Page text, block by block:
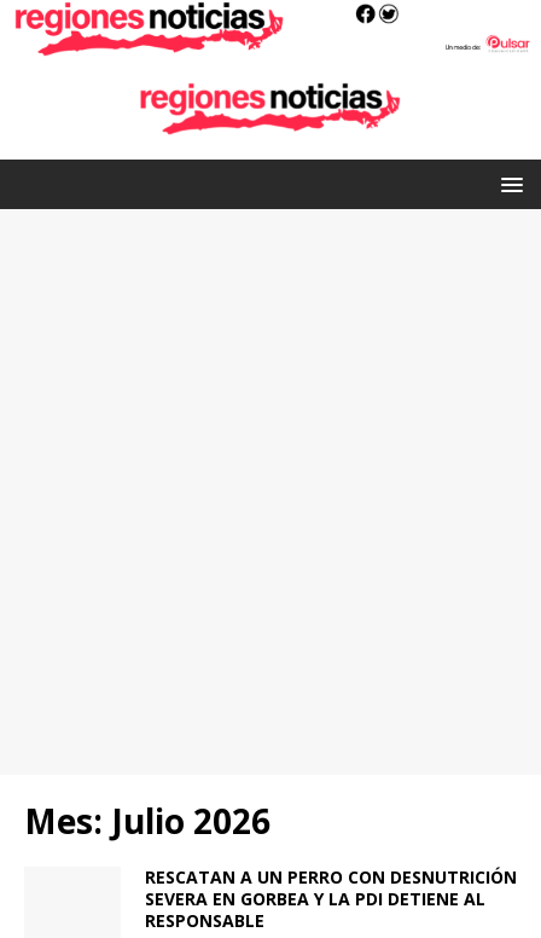
Mes: Julio 2026
RESCATAN A UN PERRO CON DESNUTRICIÓN
SEVERA EN GORBEA Y LA PDI DETIENE AL
RESPONSABLE